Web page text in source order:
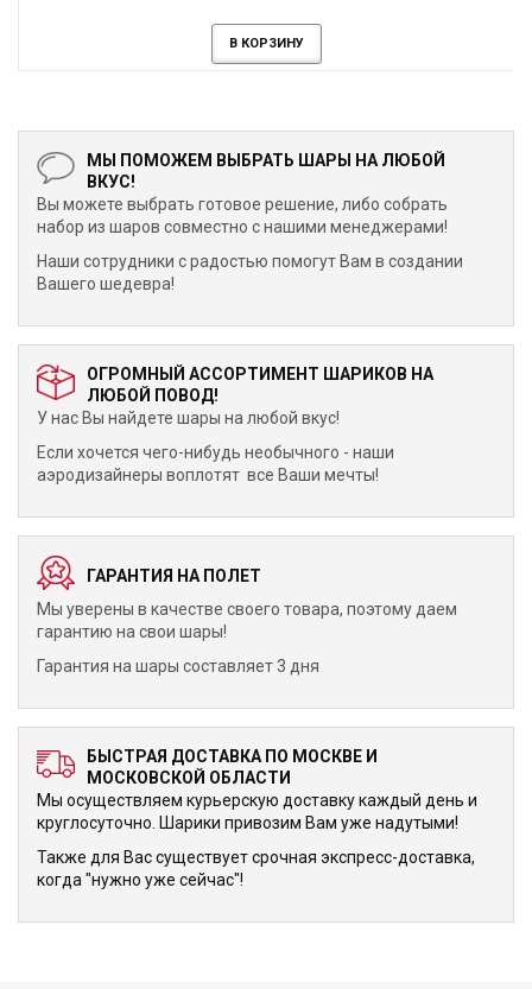
В КОРЗИНУ
МЫ ПОМОЖЕМ ВЫБРАТЬ ШАРЫ НА ЛЮБОЙ
ВКУС!
Вы можете выбрать готовое решение, либо собрать
набор из шаров совместно с нашими менеджерами!
Наши сотрудники с радостью помогут Вам в создании
Вашего шедевра!
ОГРОМНЫЙ АССОРТИМЕНТ ШАРИКОВ НА
ЛЮБОЙ ПОВОД!
У нас Вы найдете шары на любой вкус!
Если хочется чего-нибудь необычного - наши
аэродизайнеры воплотят все Ваши мечты!
ГАРАНТИЯ НА ПОЛЕТ
Мы уверены в качестве своего товара, поэтому даем
гарантию на свои шары!
Гарантия на шары составляет 3 дня
БЫСТРАЯ ДОСТАВКА ПО МОСКВЕ И
МОСКОВСКОЙ ОБЛАСТИ
Мы осуществляем курьерскую доставку каждый день и
круглосуточно. Шарики привозим Вам уже надутыми!
Также для Вас существует срочная экспресс-доставка,
когда "нужно уже сейчас"!